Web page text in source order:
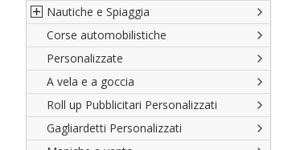
Africa
Asia
Oceania
Stati USA
Francesi
Spagnole
Austriache
Tedesche
Regioni varie
Province Italiane
Province Spagnole
Francia d'oltremare
Territori britannici d'oltremare
Varie Province del Mondo
Città Italiane
Città spagnole
Città francesi
Città del mondo
Nautiche e Spiaggia
Militari e Mercantili
Codice internazionale nautico
Gran Pavese
Da spiaggia
Di cortesia
Corse automobilistiche
Personalizzate
A vela e a goccia
Roll up Pubblicitari Personalizzati
Gagliardetti Personalizzati